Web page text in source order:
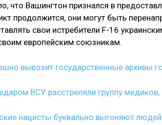
что Вашингтон признался в
продолжится, они могут быть
свои истребители F-16
европейским союзникам.
вывозит государственные архивы
ВСУ расстреляли группу
нацисты буквально выгоняют